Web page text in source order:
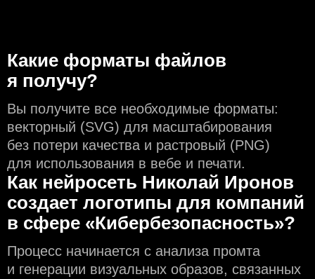
Какие форматы файлов
я получу?
Вы получите все необходимые форматы:
векторный (SVG) для масштабирования
без потери качества и растровый (PNG)
для использования в вебе и печати.
Как нейросеть Николай Иронов
создаeт логотипы для компаний
в сфере «Кибербезопасность»?
Процесс начинается с анализа промта
и генерации визуальных образов, связанных